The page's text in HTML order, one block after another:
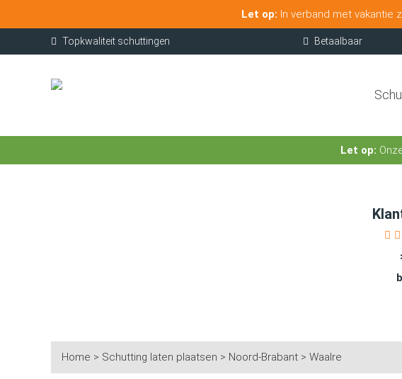
Let op: In verband met vakantie
Topkwaliteit schuttingen Betaalbaar
Let op:
Home > Schutting laten plaatsen > Noord-Brabant > Waalre